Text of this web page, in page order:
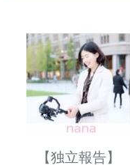
【独立報告】